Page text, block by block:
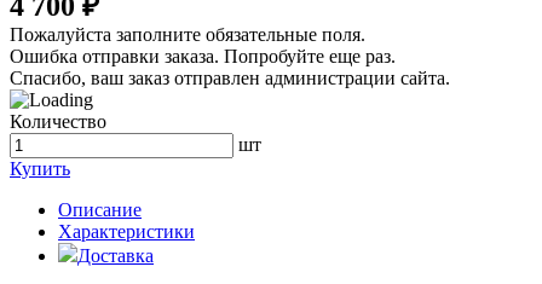
Пожалуйста заполните обязательные поля.
Ошибка отправки заказа. Попробуйте еще раз.
Спасибо, ваш заказ отправлен администрации сайта.
Количество
шт
Купить
Описание
Характеристики
Доставка